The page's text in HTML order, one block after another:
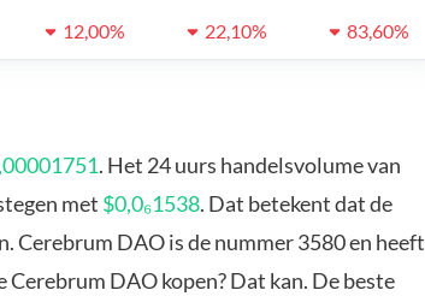
12,00% 22,10% 83,60%
. Het 24 uurs handelsvolume van
met $0,0₆1538. Dat betekent dat de
Cerebrum DAO is de nummer 3580 en heeft
DAO kopen? Dat kan. De beste